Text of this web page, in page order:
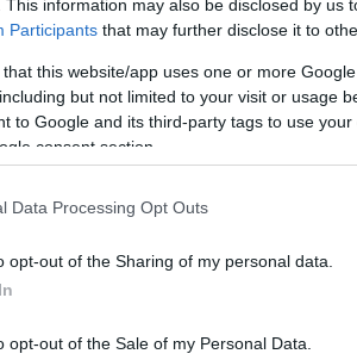
This information may also be disclosed by us
Participants that may further disclose it to
that this website/app uses one or more
but not limited to your visit or usage
to Google and its third-party tags to use
consent section.
Data Processing Opt Outs
opt-out of the Sharing of my personal data.
opt-out of the Sale of my Personal Data.
πιέσεις.
Μαξίμου , η στρατηγική
με βασικούς άξονες
σε μισθούς και επιδόματα, αλλά
αναμένεται να τεθεί σε
ένα καθημερινό εργαλείο